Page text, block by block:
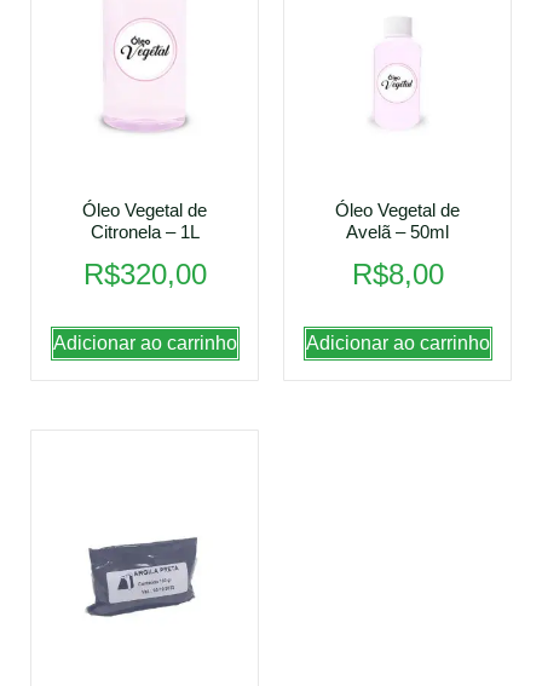
Óleo Vegetal de
Citronela – 1L
R$320,00
Adicionar ao carrinho
Óleo Vegetal de
Avelã – 50ml
R$8,00
Adicionar ao carrinho